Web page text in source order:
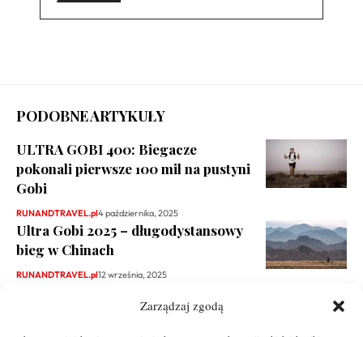
Zarządzaj zgodą
PODOBNE ARTYKUŁY
ULTRA GOBI 400: Biegacze
pokonali pierwsze 100 mil na pustyni
Gobi
RUNANDTRAVEL.pl4 października, 2025
Ultra Gobi 2025 – długodystansowy
bieg w Chinach
RUNANDTRAVEL.pl12 września, 2025